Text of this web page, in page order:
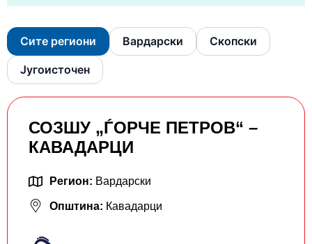
Сите региони Вардарски Скопски
Југоисточен
СОЗШУ „ЃОРЧЕ ПЕТРОВ“ –
КАВАДАРЦИ
Регион: Вардарски
Општина: Кавадарци